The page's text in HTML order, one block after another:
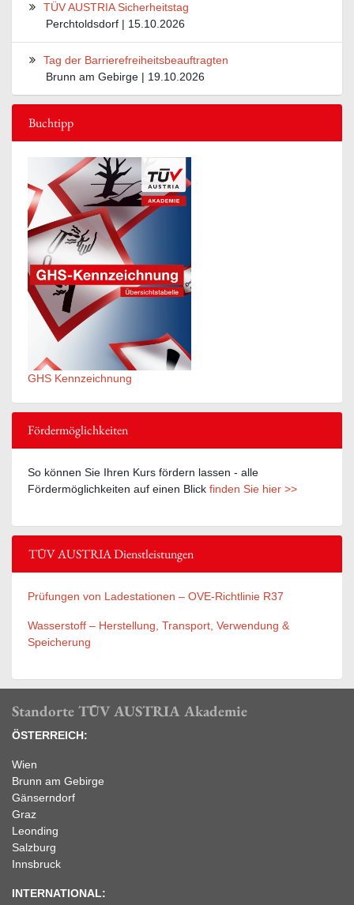
TÜV AUSTRIA Sicherheitstag
Perchtoldsdorf | 15.10.2026
Tag der Barrierefreiheitsbeauftragten
Brunn am Gebirge | 19.10.2026
Buchtipp
GHS Kennzeichnung
Fördermöglichkeiten
So können Sie Ihren Kurs fördern lassen - alle
Fördermöglichkeiten auf einen Blick finden Sie hier >>
TÜV AUSTRIA Dienstleistungen
Prüfungen von Ladestationen – OVE-Richtlinie R37
Wasserstoff – Herstellung, Transport, Verwendung &
Speicherung
Standorte TÜV AUSTRIA Akademie
ÖSTERREICH:
Wien
Brunn am Gebirge
Gänserndorf
Graz
Leonding
Salzburg
Innsbruck
INTERNATIONAL: